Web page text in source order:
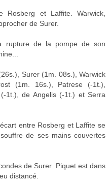
Rosberg et Laffite. Warwick,
de Surer.
rupture de la pompe de son
Surer (1m. 08s.), Warwick
(1m. 16s.), Patrese (-1t.),
1t.), de Angelis (-1t.) et Serra
entre Rosberg et Laffite se
de ses mains couvertes
de Surer. Piquet est dans
distancé.